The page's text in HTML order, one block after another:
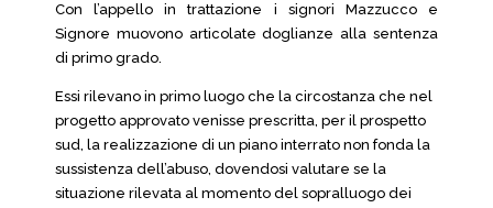
Con l’appello in trattazione i signori Mazzucco e
Signore muovono articolate doglianze alla sentenza
di primo grado.
Essi rilevano in primo luogo che la circostanza che nel
progetto approvato venisse prescritta, per il prospetto
sud, la realizzazione di un piano interrato non fonda la
sussistenza dell’abuso, dovendosi valutare se la
situazione rilevata al momento del sopralluogo dei